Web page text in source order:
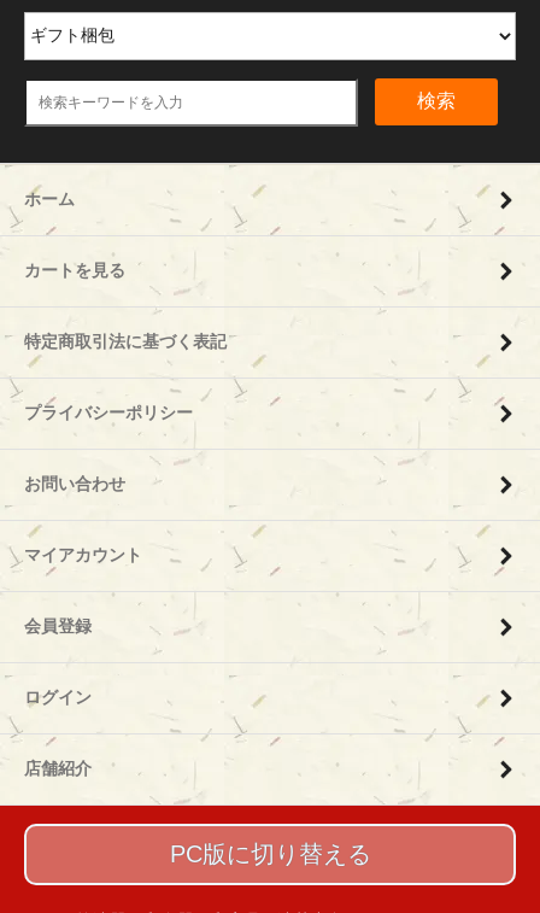
検索
ホーム
カートを見る
特定商取引法に基づく表記
プライバシーポリシー
お問い合わせ
マイアカウント
会員登録
ログイン
店舗紹介
PC版に切り替える